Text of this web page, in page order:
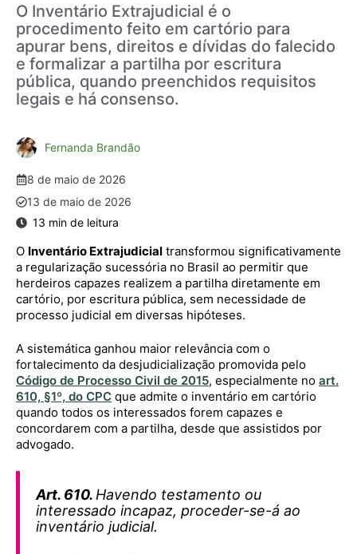
O Inventário Extrajudicial é o
procedimento feito em cartório para
apurar bens, direitos e dívidas do falecido
e formalizar a partilha por escritura
pública, quando preenchidos requisitos
legais e há consenso.
Fernanda Brandão
8 de maio de 2026
13 de maio de 2026
O Inventário Extrajudicial transformou significativamente
a regularização sucessória no Brasil ao permitir que
herdeiros capazes realizem a partilha diretamente em
cartório, por escritura pública, sem necessidade de
processo judicial em diversas hipóteses.
A sistemática ganhou maior relevância com o
fortalecimento da desjudicialização promovida pelo
Código de Processo Civil de 2015, especialmente no art.
610, §1º, do CPC que admite o inventário em cartório
quando todos os interessados forem capazes e
concordarem com a partilha, desde que assistidos por
advogado.
Art. 610. Havendo testamento ou
interessado incapaz, proceder-se-á ao
inventário judicial.